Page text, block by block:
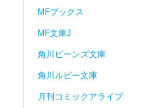
MFブックス
MF文庫J
角川ビーンズ文庫
角川ルビー文庫
月刊コミックアライブ